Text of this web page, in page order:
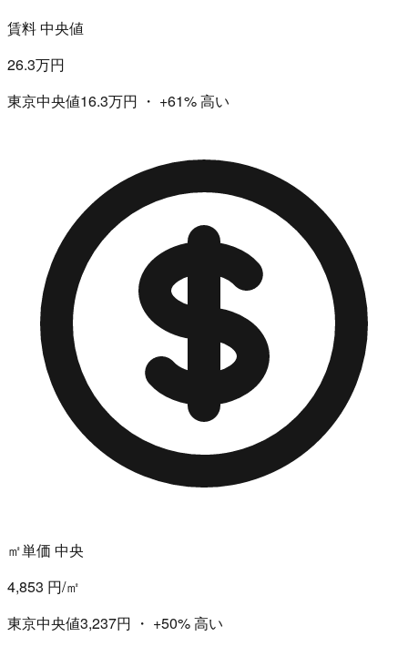
賃料 中央値
26.3万円
東京中央値16.3万円 ・ +61%高い
㎡単価 中央
4,853 円/㎡
東京中央値3,237円 ・ +50%高い